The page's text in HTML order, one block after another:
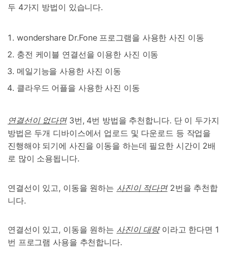
두 4가지 방법이 있습니다.
wondershare Dr.Fone 프로그램을 사용한 사진 이동
충전 케이블 연결선을 이용한 사진 이동
메일기능을 사용한 사진 이동
클라우드 어플을 사용한 사진 이동
연결선이 없다면3번, 4번 방법을 추천합니다. 단 이 두가지
방법은 두개 디바이스에서 업로드 및 다운로드 등 작업을
진행해야 되기에 사진을 이동을 하는데 필요한 시간이 2배
로 많이 소용됩니다.
연결선이 있고, 이동을 원하는 사진이 적다면2번을 추천합
니다.
연결선이 있고, 이동을 원하는 사진이 대량이라고 한다면 1
번 프로그램 사용을 추천합니다.